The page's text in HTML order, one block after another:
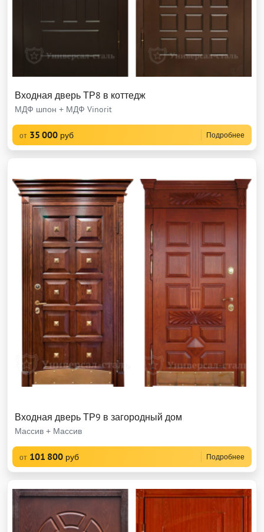
Входная дверь ТР8 в коттедж
МДФ шпон + МДФ Vinorit
от 35 000 руб Подробнее
Входная дверь ТР9 в загородный дом
Массив + Массив
от 101 800 руб Подробнее